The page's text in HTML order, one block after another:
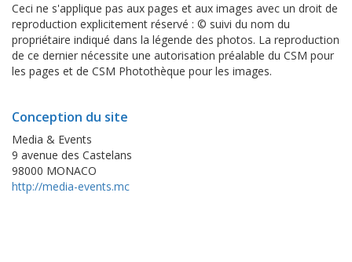
Ceci ne s'applique pas aux pages et aux images avec un droit de
reproduction explicitement réservé : © suivi du nom du
propriétaire indiqué dans la légende des photos. La reproduction
de ce dernier nécessite une autorisation préalable du CSM pour
les pages et de CSM Photothèque pour les images.
Conception du site
Media & Events
9 avenue des Castelans
98000 MONACO
http://media-events.mc